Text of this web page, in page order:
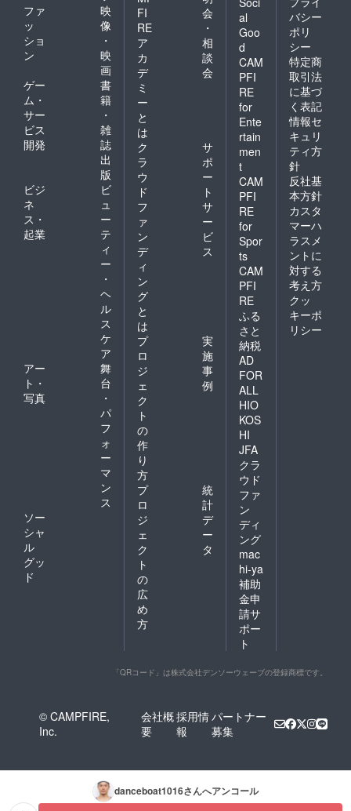
ファ
ッ
ショ
ン
映
像
・
映
画
ゲー
ム・
サー
ビス
開発
書
籍
・
雑
誌
出
版
ビジ
ネ
ス・
起業
ビ
ュ
ー
テ
ィ
ー
・
ヘ
ル
ス
ケ
ア
アー
ト・
写真
舞
台
・
パ
フ
ォ
ー
マ
ン
ス
ソー
シャ
ル
グッ
ド
FI
RE
ア
カ
デ
ミ
ー
と
は
会
・
相
談
会
ク
ラ
ウ
ド
フ
ァ
ン
デ
ィ
ン
グ
と
は
サ
ポ
ー
ト
サ
ー
ビ
ス
プ
ロ
ジ
ェ
ク
ト
の
作
り
方
実
施
事
例
プ
ロ
ジ
ェ
ク
ト
の
広
め
方
統
計
デ
ー
タ
al
Goo
d
CAM
PFI
RE
for
Ente
rtain
men
t
CAM
PFI
RE
for
Spor
ts
CAM
PFI
RE
ふる
さと
納税
AD
FOR
ALL
HIO
KOS
HI
JFA
クラ
ウド
ファ
ン
ディ
ング
mac
hi-ya
補助
金申
請サ
ポー
ト
バシー
ポリ
シー
特定商
取引法
に基づ
く表記
情報セ
キュリ
ティ方
針
反社基
本方針
カスタ
マーハ
ラスメ
ントに
対する
考え方
クッ
キーポ
リシー
「QRコード」は株式会社デンソーウェーブの登録商標です。
© CAMPFIRE,
Inc.
会社概
要
採用情
報
パートナー
募集
danceboat1016さんへアンコール